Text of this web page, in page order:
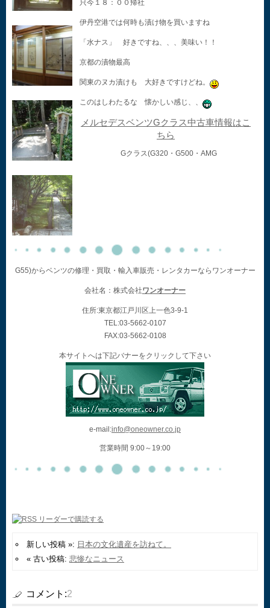
只今１８：００帰社
伊丹空港では何時も漬け物を買いますね
「水ナス」 好きですね、、、美味い！！
京都の漬物最高
関東のヌカ漬けも 大好きですけどね。
このはしわたるな 懐かしい感じ、、
メルセデスベンツGクラス中古車情報はこ
ちら
Gクラス(G320・G500・AMG
G55)からベンツの修理・買取・輸入車販売・レンタカーならワンオーナー
会社名：株式会社ワンオーナー
住所:東京都江戸川区上一色3-9-1
TEL:03-5662-0107
FAX:03-5662-0108
本サイトへは下記バナーをクリックして下さい
e-mail:info@oneowner.co.jp
営業時間 9:00～19:00
新しい投稿 »: 日本の文化遺産を訪ねて。
« 古い投稿: 悲惨なニュース
コメント:2